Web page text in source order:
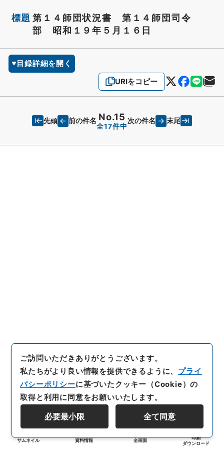
標題 第１４師団状況書 第１４師団司令
部 昭和１９年５月１６日
目録詳細を開く
URIをコピー
先頭 前の件名 No.15
全17件中
次の件名 末尾
サムネイル 資料情報 全画面
印刷
ダウンロード
ご訪問いただきありがとうございます。
私たちがより良い情報を提供できるように、 プライ
バシーポリシーに基づいたクッキー（Cookie）の
取得と利用に同意をお願いいたします。
必要最小限 全て同意